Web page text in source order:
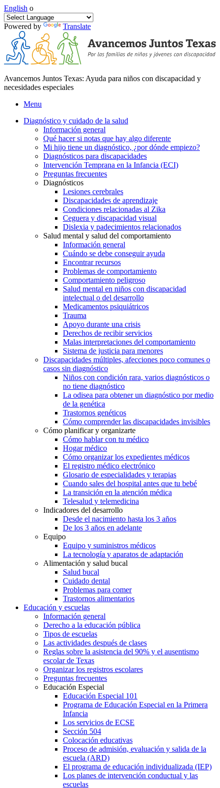
English o
Powered by Translate
Avancemos Juntos Texas: Ayuda para niños con discapacidad y
necesidades especiales
Menu
Diagnóstico y cuidado de la salud
Información general
Qué hacer si notas que hay algo diferente
Mi hijo tiene un diagnóstico, ¿por dónde empiezo?
Diagnósticos para discapacidades
Intervención Temprana en la Infancia (ECI)
Preguntas frecuentes
Diagnósticos
Lesiones cerebrales
Discapacidades de aprendizaje
Condiciones relacionadas al Zika
Ceguera y discapacidad visual
Dislexia y padecimientos relacionados
Salud mental y salud del comportamiento
Información general
Cuándo se debe conseguir ayuda
Encontrar recursos
Problemas de comportamiento
Comportamiento peligroso
Salud mental en niños con discapacidad
intelectual o del desarrollo
Medicamentos psiquiátricos
Trauma
Apoyo durante una crisis
Derechos de recibir servicios
Malas interpretaciones del comportamiento
Sistema de justicia para menores
Discapacidades múltiples, afecciones poco comunes o
casos sin diagnóstico
Niños con condición rara, varios diagnósticos o
no tiene diagnóstico
La odisea para obtener un diagnóstico por medio
de la genética
Trastornos genéticos
Cómo comprender las discapacidades invisibles
Cómo planificar y organizarte
Cómo hablar con tu médico
Hogar médico
Cómo organizar los expedientes médicos
El registro médico electrónico
Glosario de especialidades y terapias
Cuando sales del hospital antes que tu bebé
La transición en la atención médica
Telesalud y telemedicina
Indicadores del desarrollo
Desde el nacimiento hasta los 3 años
De los 3 años en adelante
Equipo
Equipo y suministros médicos
La tecnología y aparatos de adaptación
Alimentación y salud bucal
Salud bucal
Cuidado dental
Problemas para comer
Trastornos alimentarios
Educación y escuelas
Información general
Derecho a la educación pública
Tipos de escuelas
Las actividades después de clases
Reglas sobre la asistencia del 90% y el ausentismo
escolar de Texas
Organizar los registros escolares
Preguntas frecuentes
Educación Especial
Educación Especial 101
Programa de Educación Especial en la Primera
Infancia
Los servicios de ECSE
Sección 504
Colocación educativas
Proceso de admisión, evaluación y salida de la
escuela (ARD)
El programa de educación individualizada (IEP)
Los planes de intervención conductual y las
escuelas